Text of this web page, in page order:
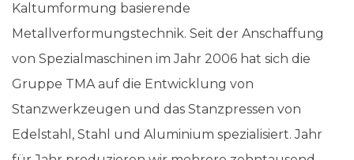
Kaltumformung basierende
Metallverformungstechnik. Seit der Anschaffung
von Spezialmaschinen im Jahr 2006 hat sich die
Gruppe TMA auf die Entwicklung von
Stanzwerkzeugen und das Stanzpressen von
Edelstahl, Stahl und Aluminium spezialisiert. Jahr